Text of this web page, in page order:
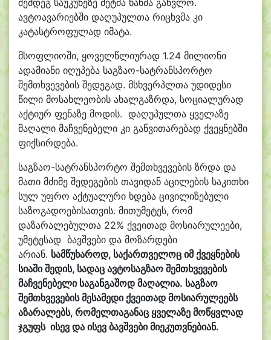
შემდეგ საუკუნეზე მეტმა ხანმა განვლო.
ავტოავარიებში დაღუპულთა რიცხვმა კი
კატასტროფულად იმატა.
მსოფლიოში, ყოველწლიურად 1.24 მილიონი
ადამიანი იღუპება საგზაო-სატრანსპორტო
შემთხვევების შედეგად. მსხვერპლთა უდიდესი
წილი მოსახლეობის ახალგაზრდა, სოციალურად
აქტიურ ფენაზე მოდის. დაღუპულთა ყველაზე
მაღალი მაჩვენებელი კი განვითარებად ქვეყნებში
ფიქსირდება.
საგზაო-სატრანსპორტო შემთხვევების ზრდა და
მათი მძიმე შედეგების თავიდან აცილების საკითხი
სულ უფრო აქტუალური ხდება ცივილიზებული
საზოგადოებისათვის. მითუმეტეს, რომ
დაზარალებულთა 22% ქვეითად მოსიარულეები,
უმეტესად ბავშვები და მოზარდები
არიან. სამწუხაროდ, საქართველოც იმ ქვეყნების
სიაში შედის, სადაც ავტოსაგზაო შემთხვევების
მაჩვენებელი საგანგაშოდ მაღალია. საგზაო
შემთხვევების მესამედი ქვეითად მოსიარულეებს
აზარალებს, რომელთაგანაც ყველაზე მოწყვლად
ჯგუფს ისევ და ისევ ბავშვები მიეკუთვნებიან.